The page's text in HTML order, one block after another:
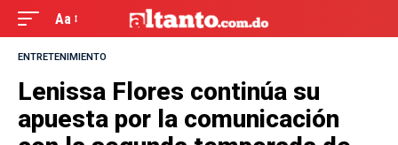
Aa
ENTRETENIMIENTO
Lenissa Flores continúa su
apuesta por la comunicación